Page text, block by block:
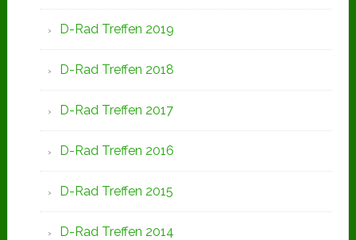
D-Rad Treffen 2019
D-Rad Treffen 2018
D-Rad Treffen 2017
D-Rad Treffen 2016
D-Rad Treffen 2015
D-Rad Treffen 2014